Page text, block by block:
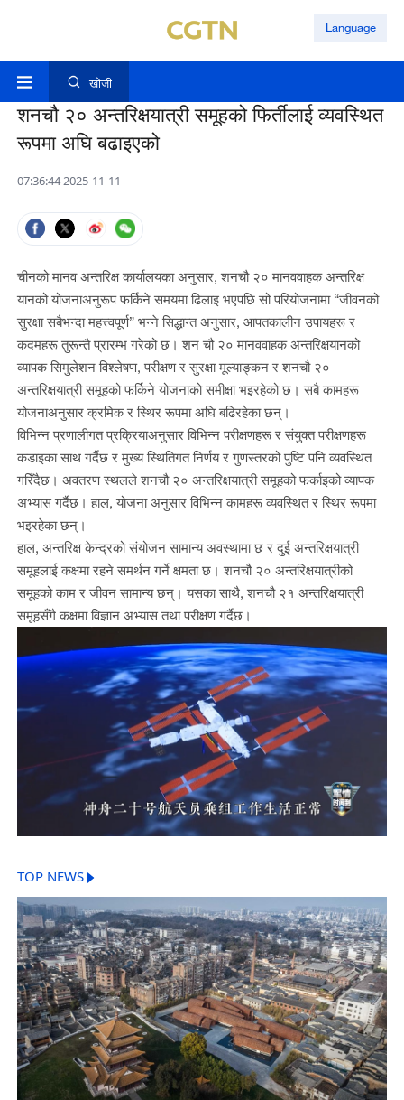
Language
खोजी
शनचौ २० अन्तरिक्षयात्री समूहको फिर्तीलाई व्यवस्थित
रूपमा अघि बढाइएको
07:36:44 2025-11-11
चीनको मानव अन्तरिक्ष कार्यालयका अनुसार, शनचौ २० मानववाहक अन्तरिक्ष
यानको योजनाअनुरूप फर्किने समयमा ढिलाइ भएपछि सो परियोजनामा “जीवनको
सुरक्षा सबैभन्दा महत्त्वपूर्ण” भन्ने सिद्धान्त अनुसार, आपतकालीन उपायहरू र
कदमहरू तुरून्तै प्रारम्भ गरेको छ। शन चौ २० मानववाहक अन्तरिक्षयानको
व्यापक सिमुलेशन विश्लेषण, परीक्षण र सुरक्षा मूल्याङ्कन र शनचौ २०
अन्तरिक्षयात्री समूहको फर्किने योजनाको समीक्षा भइरहेको छ। सबै कामहरू
योजनाअनुसार क्रमिक र स्थिर रूपमा अघि बढिरहेका छन्।
विभिन्न प्रणालीगत प्रक्रियाअनुसार विभिन्न परीक्षणहरू र संयुक्त परीक्षणहरू
कडाइका साथ गर्दैछ र मुख्य स्थितिगत निर्णय र गुणस्तरको पुष्टि पनि व्यवस्थित
गरिँदैछ। अवतरण स्थलले शनचौ २० अन्तरिक्षयात्री समूहको फर्काइको व्यापक
अभ्यास गर्दैछ। हाल, योजना अनुसार विभिन्न कामहरू व्यवस्थित र स्थिर रूपमा
भइरहेका छन्।
हाल, अन्तरिक्ष केन्द्रको संयोजन सामान्य अवस्थामा छ र दुई अन्तरिक्षयात्री
समूहलाई कक्षमा रहने समर्थन गर्ने क्षमता छ। शनचौ २० अन्तरिक्षयात्रीको
समूहको काम र जीवन सामान्य छन्। यसका साथै, शनचौ २१ अन्तरिक्षयात्री
समूहसँगै कक्षमा विज्ञान अभ्यास तथा परीक्षण गर्दैछ।
TOP NEWS